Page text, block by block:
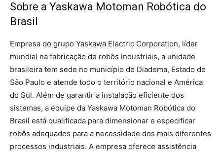
Sobre a Yaskawa Motoman Robótica do
Brasil
Empresa do grupo Yaskawa Electric Corporation, líder
mundial na fabricação de robôs industriais, a unidade
brasileira tem sede no município de Diadema, Estado de
São Paulo e atende todo o território nacional e América
do Sul. Além de garantir a instalação eficiente dos
sistemas, a equipe da Yaskawa Motoman Robótica do
Brasil está qualificada para dimensionar e especificar
robôs adequados para a necessidade dos mais diferentes
processos industriais. A empresa oferece assistência